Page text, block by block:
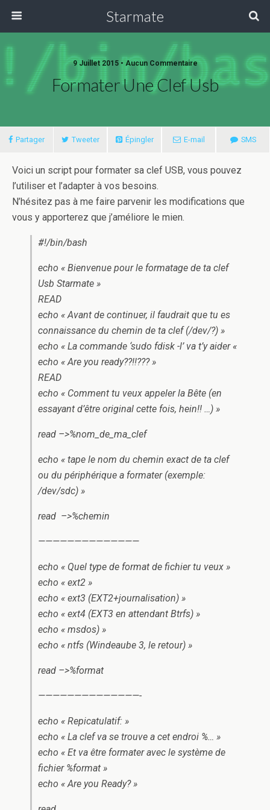
Starmate
9 Juillet 2015 •Aucun Commentaire
Formater Une Clef Usb
Partager Tweeter Épingler E-mail SMS
Voici un script pour formater sa clef USB, vous pouvez
l’utiliser et l’adapter à vos besoins.
N’hésitez pas à me faire parvenir les modifications que
vous y apporterez que j’améliore le mien.
#!/bin/bash
echo « Bienvenue pour le formatage de ta clef
Usb Starmate »
READ
echo « Avant de continuer, il faudrait que tu es
connaissance du chemin de ta clef (/dev/?) »
echo « La commande ‘sudo fdisk -l’ va t’y aider «
echo « Are you ready??!!??? »
READ
echo « Comment tu veux appeler la Bête (en
essayant d’être original cette fois, hein!! …) »
read –>%nom_de_ma_clef
echo « tape le nom du chemin exact de ta clef
ou du périphérique a formater (exemple:
/dev/sdc) »
read –>%chemin
——————————————
echo « Quel type de format de fichier tu veux »
echo « ext2 »
echo « ext3 (EXT2+journalisation) »
echo « ext4 (EXT3 en attendant Btrfs) »
echo « msdos) »
echo « ntfs (Windeaube 3, le retour) »
read –>%format
——————————————-
echo « Repicatulatif: »
echo « La clef va se trouve a cet endroi %… »
echo « Et va être formater avec le système de
fichier %format »
echo « Are you Ready? »